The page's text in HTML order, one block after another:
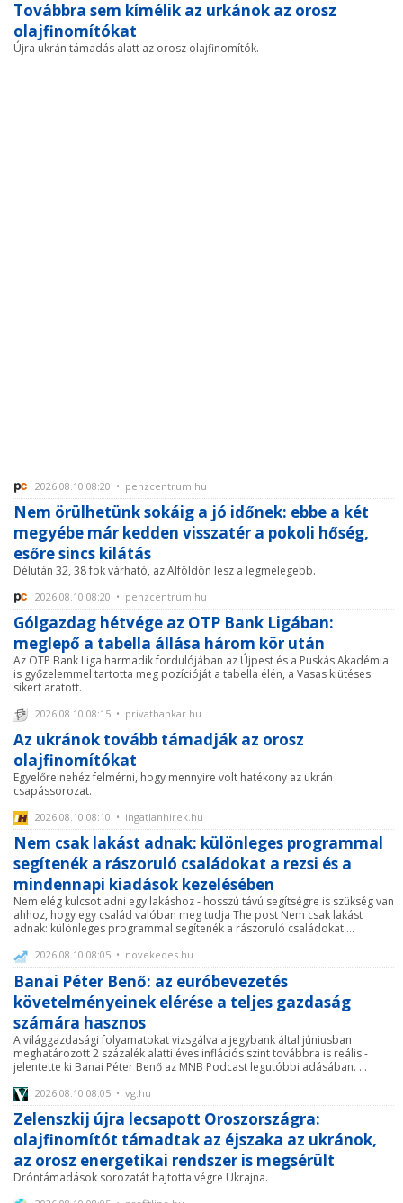
Továbbra sem kímélik az urkánok az orosz
olajfinomítókat
Újra ukrán támadás alatt az orosz olajfinomítók.
2026.08.10 08:20 • penzcentrum.hu
Nem örülhetünk sokáig a jó időnek: ebbe a két
megyébe már kedden visszatér a pokoli hőség,
esőre sincs kilátás
Délután 32, 38 fok várható, az Alföldön lesz a legmelegebb.
2026.08.10 08:20 • penzcentrum.hu
Gólgazdag hétvége az OTP Bank Ligában:
meglepő a tabella állása három kör után
Az OTP Bank Liga harmadik fordulójában az Újpest és a Puskás Akadémia
is győzelemmel tartotta meg pozícióját a tabella élén, a Vasas kiütéses
sikert aratott.
2026.08.10 08:15 • privatbankar.hu
Az ukránok tovább támadják az orosz
olajfinomítókat
Egyelőre nehéz felmérni, hogy mennyire volt hatékony az ukrán
csapássorozat.
2026.08.10 08:10 • ingatlanhirek.hu
Nem csak lakást adnak: különleges programmal
segítenék a rászoruló családokat a rezsi és a
mindennapi kiadások kezelésében
Nem elég kulcsot adni egy lakáshoz - hosszú távú segítségre is szükség van
ahhoz, hogy egy család valóban meg tudja The post Nem csak lakást
adnak: különleges programmal segítenék a rászoruló családokat ...
2026.08.10 08:05 • novekedes.hu
Banai Péter Benő: az euróbevezetés
követelményeinek elérése a teljes gazdaság
számára hasznos
A világgazdasági folyamatokat vizsgálva a jegybank által júniusban
meghatározott 2 százalék alatti éves inflációs szint továbbra is reális -
jelentette ki Banai Péter Benő az MNB Podcast legutóbbi adásában. ...
2026.08.10 08:05 • vg.hu
Zelenszkij újra lecsapott Oroszországra:
olajfinomítót támadtak az éjszaka az ukránok,
az orosz energetikai rendszer is megsérült
Dróntámadások sorozatát hajtotta végre Ukrajna.